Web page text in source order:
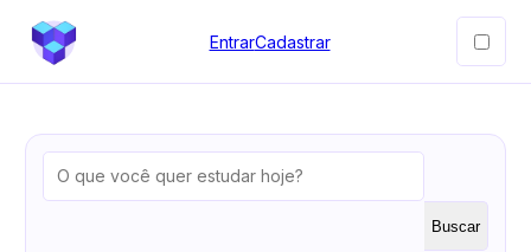
EntrarCadastrar
Buscar